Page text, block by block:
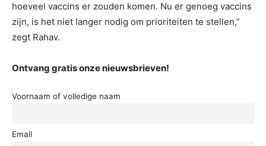
hoeveel vaccins er zouden komen. Nu er genoeg vaccins
zijn, is het niet langer nodig om prioriteiten te stellen,”
zegt Rahav.
Ontvang gratis onze nieuwsbrieven!
Voornaam of volledige naam
Email